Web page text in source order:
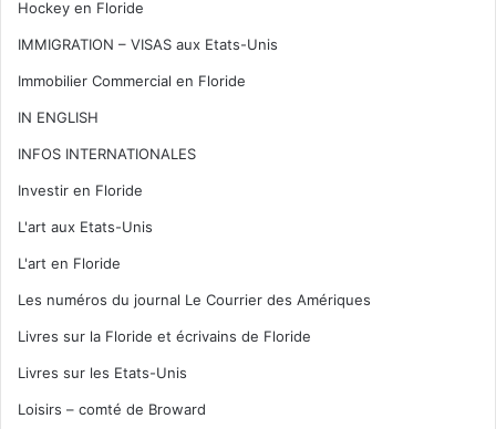
Hockey en Floride
IMMIGRATION – VISAS aux Etats-Unis
Immobilier Commercial en Floride
IN ENGLISH
INFOS INTERNATIONALES
Investir en Floride
L'art aux Etats-Unis
L'art en Floride
Les numéros du journal Le Courrier des Amériques
Livres sur la Floride et écrivains de Floride
Livres sur les Etats-Unis
Loisirs – comté de Broward